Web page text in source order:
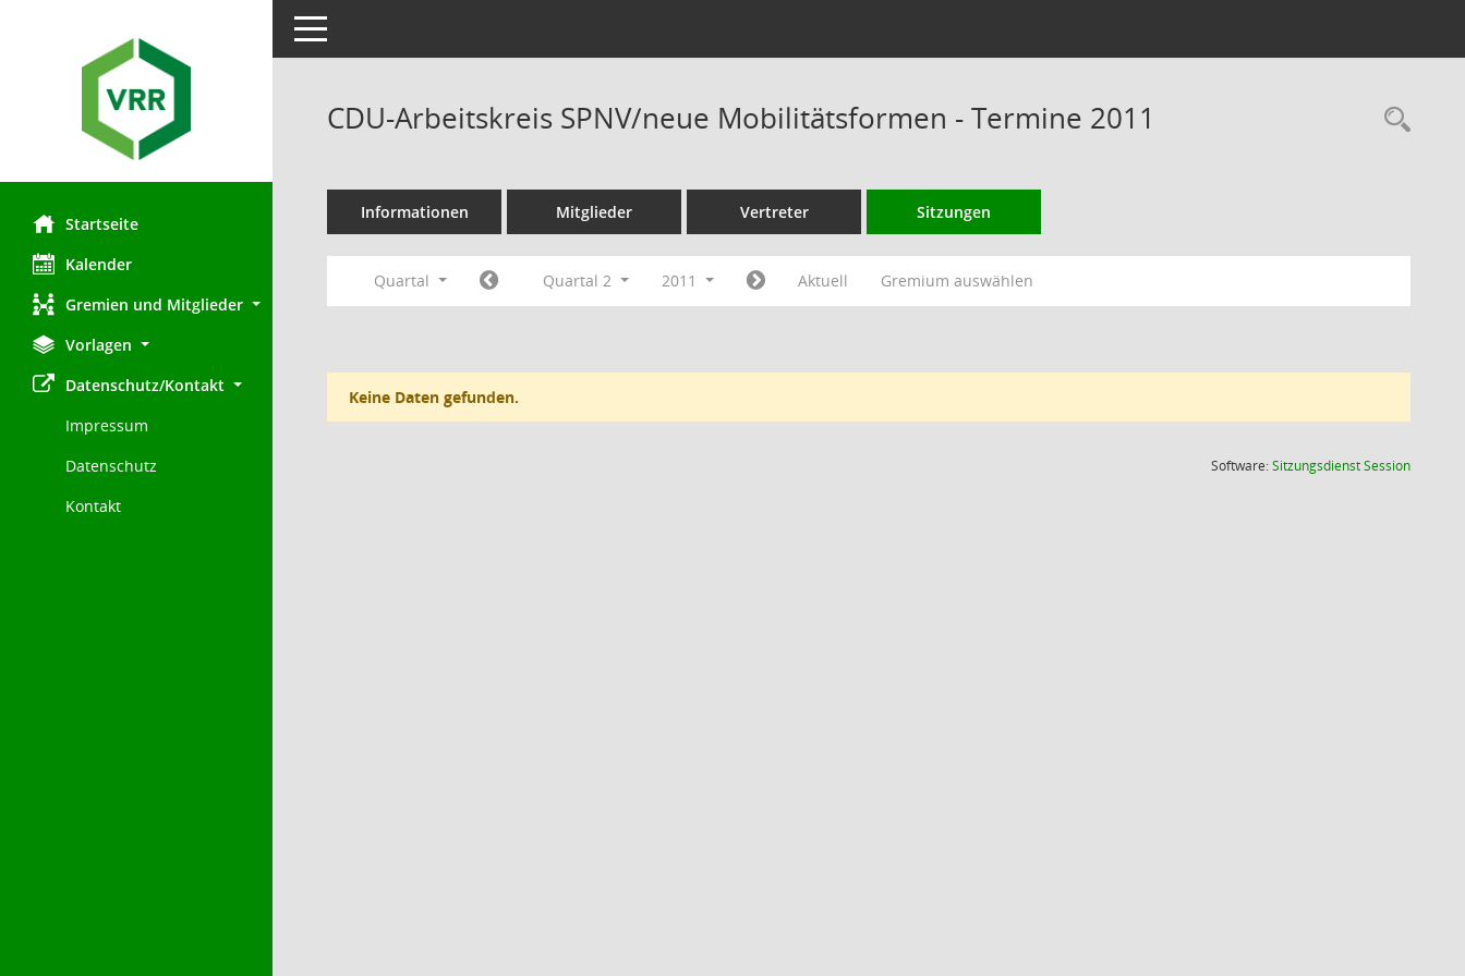
Startseite
Kalender
Gremien und Mitglieder
Vorlagen
Datenschutz/Kontakt
Impressum
Datenschutz
Kontakt
Toggle navigation
CDU-Arbeitskreis SPNV/neue Mobilitätsformen - Termine 2011
Informationen Mitglieder Vertreter Sitzungen
Quartal Quartal 2 2011 Aktuell Gremium auswählen
Keine Daten gefunden.
Software:SitzungsdienstSession(Wird in